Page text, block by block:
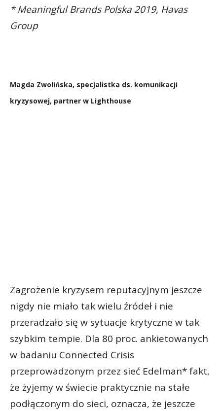
* Meaningful Brands Polska 2019, Havas
Group
Magda Zwolińska, specjalistka ds. komunikacji
kryzysowej, partner w Lighthouse
Zagrożenie kryzysem reputacyjnym jeszcze
nigdy nie miało tak wielu źródeł i nie
przeradzało się w sytuacje krytyczne w tak
szybkim tempie. Dla 80 proc. ankietowanych
w badaniu Connected Crisis
przeprowadzonym przez sieć Edelman* fakt,
że żyjemy w świecie praktycznie na stałe
podłączonym do sieci, oznacza, że jeszcze